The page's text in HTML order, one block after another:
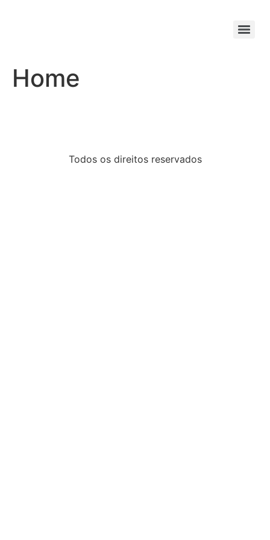
Home
Todos os direitos reservados